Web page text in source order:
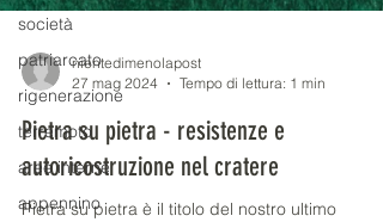
società
patriarcato
rigenerazione
terremoto
aree interne
appennino
nientedimenolapost
27 mag 2024
Tempo di lettura: 1 min
Pietra su pietra - resistenze e
autoricostruzione nel cratere